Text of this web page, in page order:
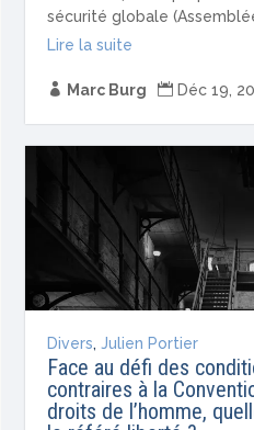
sécurité globale
Lire la suite
 Marc Burg  Déc 19,
Divers,Julien Portier
Face au défi des
contraires à la
droits de l’homme,